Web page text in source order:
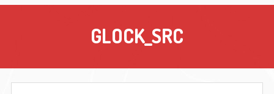
GLOCK_SRC